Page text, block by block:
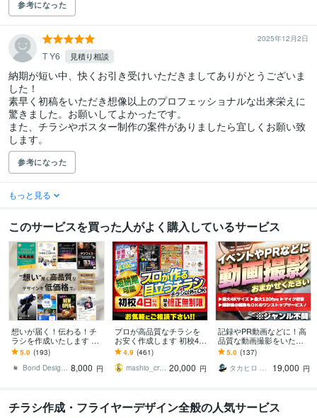
参考になった
2025年12月2日
T Y6 見積り相談
納期が短い中、快くお引き受けいただきましてありがとうございま
した！
素早く初稿をいただき想像以上のプロフェッショナルな出来栄えに
驚きました。お願いしてよかったです。
また、チラシやポスター制作の案件がありましたら宜しくお願い致
します。
参考になった
もっと見る
このサービスを買った人がよく購入しているサービス
想いが届く！伝わる！チ
ラシを作成いたします ゼ
ロから制作可！企業様か
ら個人様まで承ります！
5.0 (193)
Bond Design（ボンドデザイン） 8,000 円
プロが高品質なチラシを
お安く作成します 初校4日
以内！細かい修正無制
限！ポスター、DM、名刺
なども！
4.9 (461)
mashio_creat 20,000 円
記録やPR動画などに！高
品質な動画撮影をいたし
ます ★撮影から編集まで
ワンストップサービスも
可能★まずはご相談を
5.0 (137)
タカヒロ ＜動画カメラマン＆エディター＞
19,000 円
チラシ作成・フライヤーデザイン全般の人気サービス